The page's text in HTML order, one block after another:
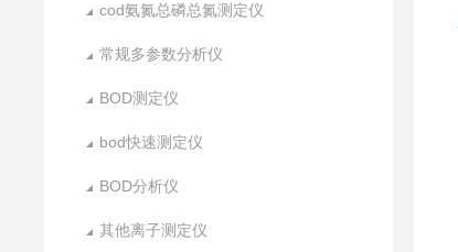
cod氨氮总磷总氮测定仪
常规多参数分析仪
BOD测定仪
bod快速测定仪
BOD分析仪
其他离子测定仪